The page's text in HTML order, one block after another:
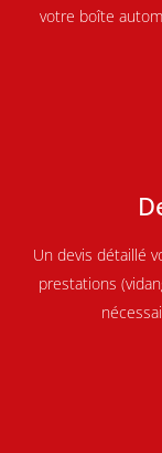
votre boîte
Un devis détaillé
prestations